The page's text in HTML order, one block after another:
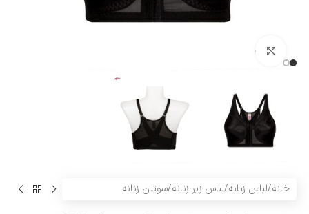
بزرگنمایی تصویر
خانه/لباس زنانه/لباس زیر زنانه/سوتین زنانه